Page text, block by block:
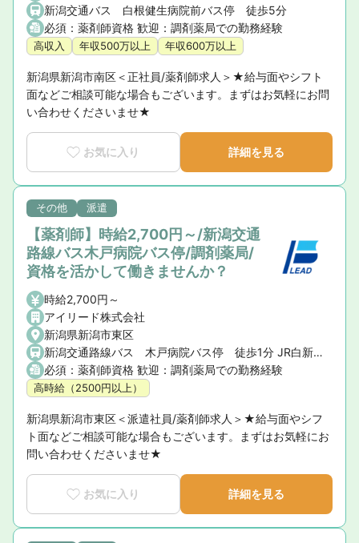
新潟交通バス 白根健生病院前バス停 徒歩5分
必須：薬剤師資格 歓迎：調剤薬局での勤務経験
高収入 年収500万以上 年収600万以上
新潟県新潟市南区＜正社員/薬剤師求人＞★給与面やシフト
面などご相談可能な場合もございます。まずはお気軽にお問
い合わせくださいませ★
お気に入り 詳細を見る
その他 派遣
【薬剤師】時給2,700円～/新潟交通
路線バス木戸病院バス停/調剤薬局/
資格を活かして働きませんか？
時給2,700円～
アイリード株式会社
新潟県新潟市東区
新潟交通路線バス 木戸病院バス停 徒歩1分 JR白新線 東新潟駅 徒歩28分
必須：薬剤師資格 歓迎：調剤薬局での勤務経験
高時給（2500円以上）
新潟県新潟市東区＜派遣社員/薬剤師求人＞★給与面やシフ
ト面などご相談可能な場合もございます。まずはお気軽にお
問い合わせくださいませ★
お気に入り 詳細を見る